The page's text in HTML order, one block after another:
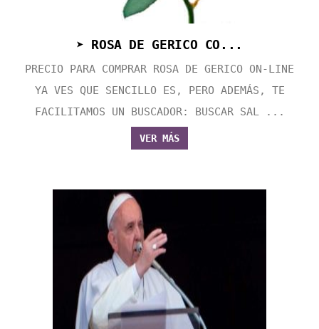
➤ ROSA DE GERICO CO...
PRECIO PARA COMPRAR ROSA DE GERICO ON-LINE
YA VES QUE SENCILLO ES, PERO ADEMÁS, TE
FACILITAMOS UN BUSCADOR: BUSCAR SAL ...
VER MÁS